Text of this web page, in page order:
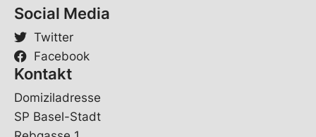
Social Media
Twitter
Facebook
Kontakt
Domiziladresse
SP Basel-Stadt